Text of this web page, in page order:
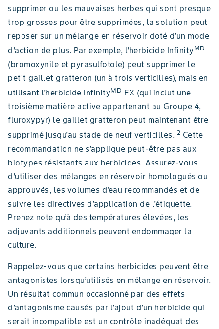
supprimer ou les mauvaises herbes qui sont presque
trop grosses pour être supprimées, la solution peut
reposer sur un mélange en réservoir doté d’un mode
d’action de plus. Par exemple, l’herbicide InfinityMD
(bromoxynile et pyrasulfotole) peut supprimer le
petit gaillet gratteron (un à trois verticilles), mais en
utilisant l’herbicide InfinityMD FX (qui inclut une
troisième matière active appartenant au Groupe 4,
fluroxypyr) le gaillet gratteron peut maintenant être
supprimé jusqu’au stade de neuf verticilles. 2 Cette
recommandation ne s’applique peut-être pas aux
biotypes résistants aux herbicides. Assurez-vous
d’utiliser des mélanges en réservoir homologués ou
approuvés, les volumes d’eau recommandés et de
suivre les directives d’application de l’étiquette.
Prenez note qu’à des températures élevées, les
adjuvants additionnels peuvent endommager la
culture.
Rappelez-vous que certains herbicides peuvent être
antagonistes lorsqu’utilisés en mélange en réservoir.
Un résultat commun occasionné par des effets
d’antagonisme causés par l’ajout d’un herbicide qui
serait incompatible est un contrôle inadéquat des